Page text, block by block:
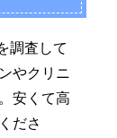
調査して
やクリニ
安くて高
ださ